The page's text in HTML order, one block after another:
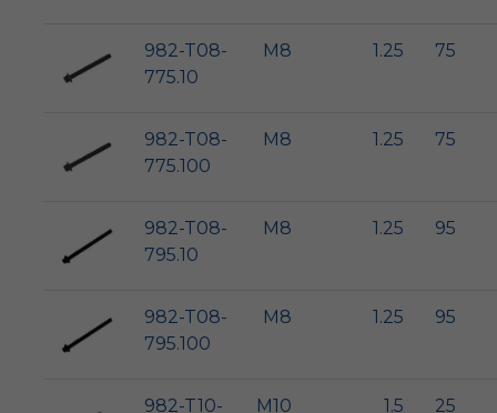
982-T08-
775.10
M8 1.25 75
982-T08-
775.100
M8 1.25 75
982-T08-
795.10
M8 1.25 95
982-T08-
795.100
M8 1.25 95
982-T10- M10 1.5 25